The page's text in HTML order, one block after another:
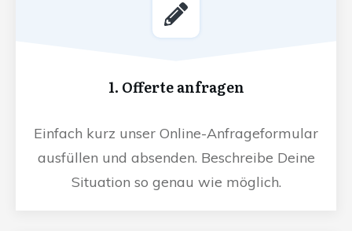
1. Offerte anfragen
Einfach kurz unser Online-Anfrageformular
ausfüllen und absenden. Beschreibe Deine
Situation so genau wie möglich.